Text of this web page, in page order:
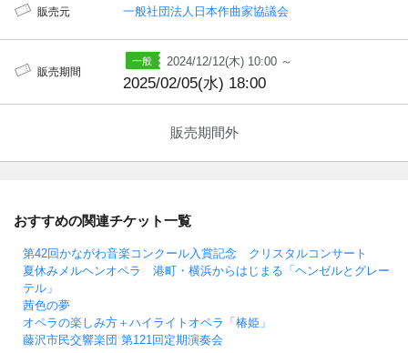
販売元 一般社団法人日本作曲家協議会
販売期間
2024/12/12(木) 10:00 ～
2025/02/05(水) 18:00
販売期間外
おすすめの関連チケット一覧
第42回かながわ音楽コンクール入賞記念 クリスタルコンサート
夏休みメルヘンオペラ 港町・横浜からはじまる「ヘンゼルとグレー
テル」
茜色の夢
オペラの楽しみ方＋ハイライトオペラ「椿姫」
藤沢市民交響楽団 第121回定期演奏会